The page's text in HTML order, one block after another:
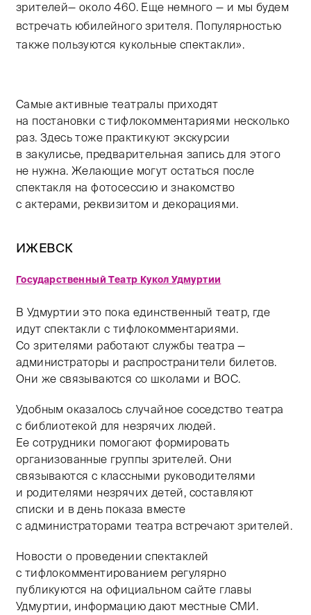
зрителей— около 460. Еще немного — и мы будем
встречать юбилейного зрителя. Популярностью
также пользуются кукольные спектакли».
Самые активные театралы приходят
на постановки с тифлокомментариями несколько
раз. Здесь тоже практикуют экскурсии
в закулисье, предварительная запись для этого
не нужна. Желающие могут остаться после
спектакля на фотосессию и знакомство
с актерами, реквизитом и декорациями.
ИЖЕВСК
Государственный Театр Кукол Удмуртии
В Удмуртии это пока единственный театр, где
идут спектакли с тифлокомментариями.
Со зрителями работают службы театра —
администраторы и распространители билетов.
Они же связываются со школами и ВОС.
Удобным оказалось случайное соседство театра
с библиотекой для незрячих людей.
Ее сотрудники помогают формировать
организованные группы зрителей. Они
связываются с классными руководителями
и родителями незрячих детей, составляют
списки и в день показа вместе
с администраторами театра встречают зрителей.
Новости о проведении спектаклей
с тифлокомментированием регулярно
публикуются на официальном сайте главы
Удмуртии, информацию дают местные СМИ.